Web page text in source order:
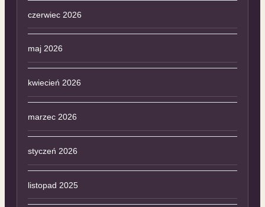
czerwiec 2026
maj 2026
kwiecień 2026
marzec 2026
styczeń 2026
listopad 2025